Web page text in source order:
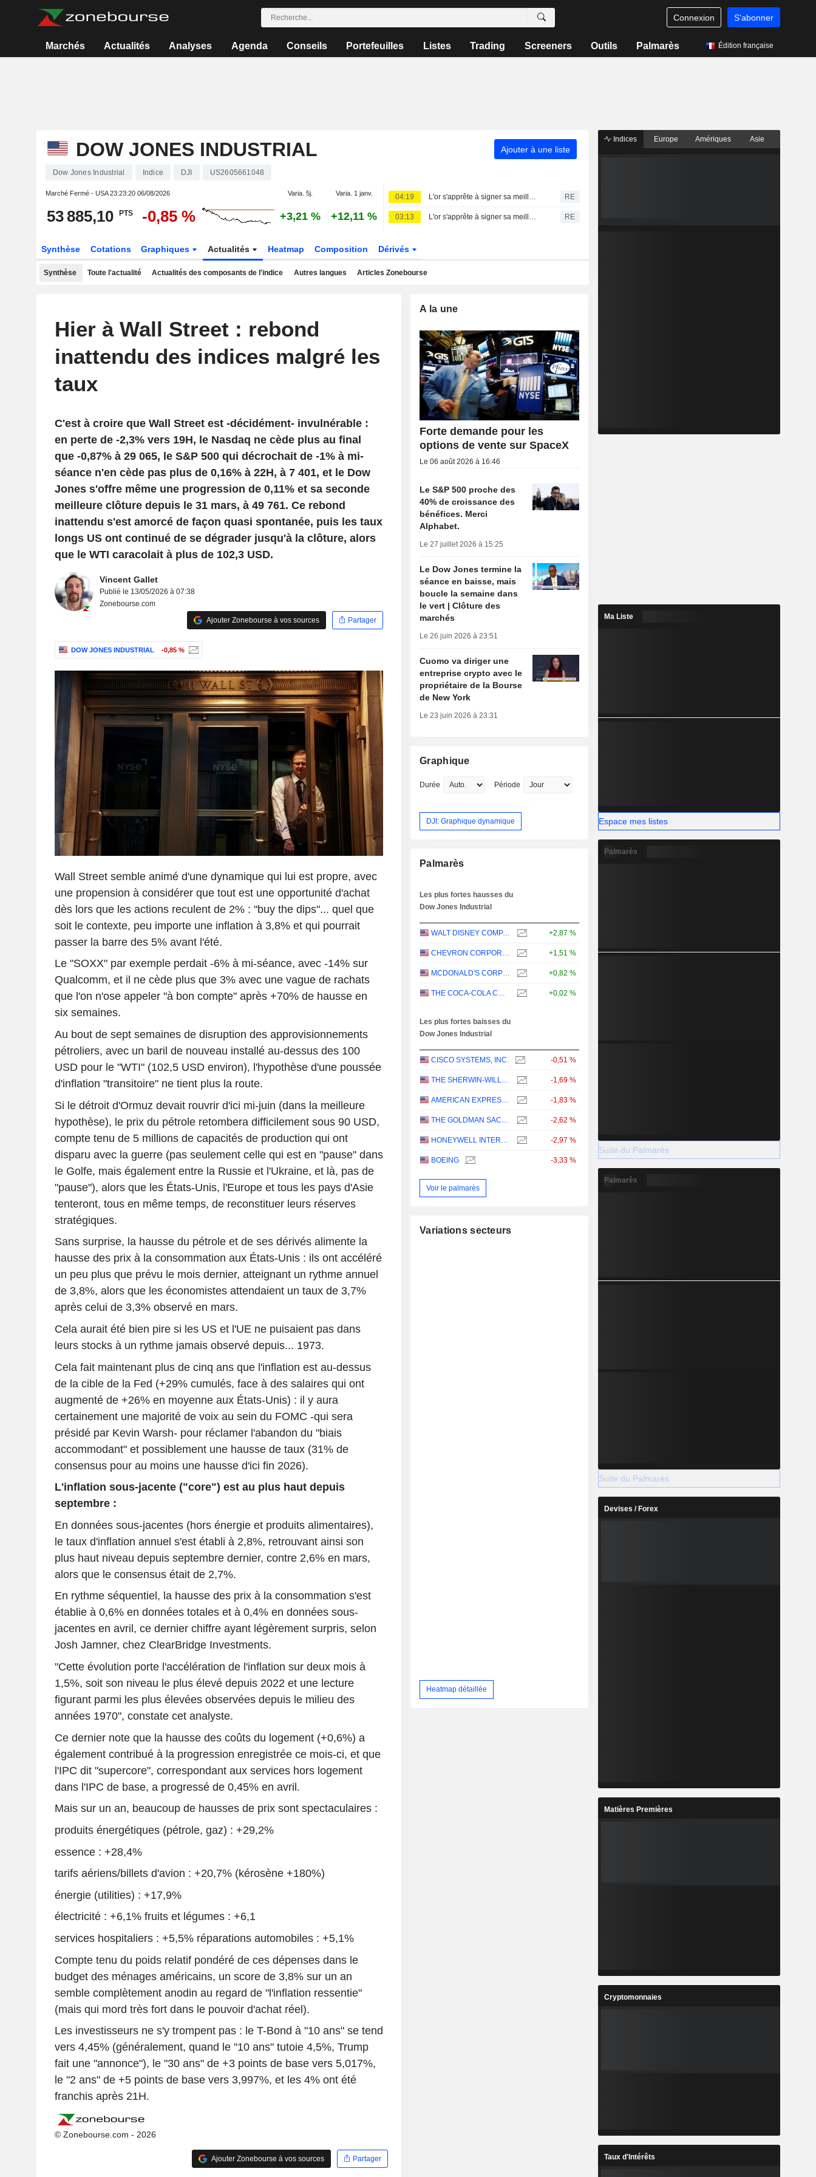
Connexion S'abonner
Marchés Actualités Analyses Agenda Conseils Portefeuilles Listes Trading Screeners Outils Palmarès Édition française
DOW JONES INDUSTRIAL Ajouter à une liste
Dow Jones Industrial Indice DJI US2605661048
Marché Fermé - USA23:23:20 06/08/2026 Varia. 5j. Varia. 1 janv.
53 885,10 PTS -0,85 % +3,21 % +12,11 %
04:19 L'or s'apprête à signer sa meilleure semaine depuis janvier, les chiffres de l'emploi américain en ligne de mire RE
03:13 L'or s'apprête à signer sa meilleure performance hebdomadaire depuis janvier, les chiffres de l'emploi américain en ligne de mire RE
Synthèse Cotations Graphiques Actualités Heatmap Composition Dérivés
Synthèse Toute l'actualité Actualités des composants de l'indice Autres langues Articles Zonebourse
Hier à Wall Street : rebond
inattendu des indices malgré les
taux
C'est à croire que Wall Street est -décidément- invulnérable :
en perte de -2,3% vers 19H, le Nasdaq ne cède plus au final
que -0,87% à 29 065, le S&P 500 qui décrochait de -1% à mi-
séance n'en cède pas plus de 0,16% à 22H, à 7 401, et le Dow
Jones s'offre même une progression de 0,11% et sa seconde
meilleure clôture depuis le 31 mars, à 49 761. Ce rebond
inattendu s'est amorcé de façon quasi spontanée, puis les taux
longs US ont continué de se dégrader jusqu'à la clôture, alors
que le WTI caracolait à plus de 102,3 USD.
Vincent Gallet
Publié le 13/05/2026 à 07:38
Zonebourse.com
Ajouter Zonebourse à vos sources
Partager
DOW JONES INDUSTRIAL -0,85 %
Wall Street semble animé d'une dynamique qui lui est propre, avec
une propension à considérer que tout est une opportunité d'achat
dès lors que les actions reculent de 2% : "buy the dips"... quel que
soit le contexte, peu importe une inflation à 3,8% et qui pourrait
passer la barre des 5% avant l'été.
Le "SOXX" par exemple perdait -6% à mi-séance, avec -14% sur
Qualcomm, et il ne cède plus que 3% avec une vague de rachats
que l'on n'ose appeler "à bon compte" après +70% de hausse en
six semaines.
Au bout de sept semaines de disruption des approvisionnements
pétroliers, avec un baril de nouveau installé au-dessus des 100
USD pour le "WTI" (102,5 USD environ), l'hypothèse d'une poussée
d'inflation "transitoire" ne tient plus la route.
Si le détroit d'Ormuz devait rouvrir d'ici mi-juin (dans la meilleure
hypothèse), le prix du pétrole retombera difficilement sous 90 USD,
compte tenu de 5 millions de capacités de production qui ont
disparu avec la guerre (pas seulement celle qui est en "pause" dans
le Golfe, mais également entre la Russie et l'Ukraine, et là, pas de
"pause"), alors que les États-Unis, l'Europe et tous les pays d'Asie
tenteront, tous en même temps, de reconstituer leurs réserves
stratégiques.
Sans surprise, la hausse du pétrole et de ses dérivés alimente la
hausse des prix à la consommation aux États-Unis : ils ont accéléré
un peu plus que prévu le mois dernier, atteignant un rythme annuel
de 3,8%, alors que les économistes attendaient un taux de 3,7%
après celui de 3,3% observé en mars.
Cela aurait été bien pire si les US et l'UE ne puisaient pas dans
leurs stocks à un rythme jamais observé depuis... 1973.
Cela fait maintenant plus de cinq ans que l'inflation est au-dessus
de la cible de la Fed (+29% cumulés, face à des salaires qui ont
augmenté de +26% en moyenne aux États-Unis) : il y aura
certainement une majorité de voix au sein du FOMC -qui sera
présidé par Kevin Warsh- pour réclamer l'abandon du "biais
accommodant" et possiblement une hausse de taux (31% de
consensus pour au moins une hausse d'ici fin 2026).
L'inflation sous-jacente ("core") est au plus haut depuis
septembre :
En données sous-jacentes (hors énergie et produits alimentaires),
le taux d'inflation annuel s'est établi à 2,8%, retrouvant ainsi son
plus haut niveau depuis septembre dernier, contre 2,6% en mars,
alors que le consensus était de 2,7%.
En rythme séquentiel, la hausse des prix à la consommation s'est
établie à 0,6% en données totales et à 0,4% en données sous-
jacentes en avril, ce dernier chiffre ayant légèrement surpris, selon
Josh Jamner, chez ClearBridge Investments.
"Cette évolution porte l'accélération de l'inflation sur deux mois à
1,5%, soit son niveau le plus élevé depuis 2022 et une lecture
figurant parmi les plus élevées observées depuis le milieu des
années 1970", constate cet analyste.
Ce dernier note que la hausse des coûts du logement (+0,6%) a
également contribué à la progression enregistrée ce mois-ci, et que
l'IPC dit "supercore", correspondant aux services hors logement
dans l'IPC de base, a progressé de 0,45% en avril.
Mais sur un an, beaucoup de hausses de prix sont spectaculaires :
produits énergétiques (pétrole, gaz) : +29,2%
essence : +28,4%
tarifs aériens/billets d'avion : +20,7% (kérosène +180%)
énergie (utilities) : +17,9%
électricité : +6,1% fruits et légumes : +6,1
services hospitaliers : +5,5% réparations automobiles : +5,1%
Compte tenu du poids relatif pondéré de ces dépenses dans le
budget des ménages américains, un score de 3,8% sur un an
semble complètement anodin au regard de "l'inflation ressentie"
(mais qui mord très fort dans le pouvoir d'achat réel).
Les investisseurs ne s'y trompent pas : le T-Bond à "10 ans" se tend
vers 4,45% (généralement, quand le "10 ans" tutoie 4,5%, Trump
fait une "annonce"), le "30 ans" de +3 points de base vers 5,017%,
le "2 ans" de +5 points de base vers 3,997%, et les 4% ont été
franchis après 21H.
© Zonebourse.com - 2026
Ajouter Zonebourse à vos sources Partager
A la une
Forte demande pour les
options de vente sur SpaceX
Le 06 août 2026 à 16:46
Le S&P 500 proche des
40% de croissance des
bénéfices. Merci
Alphabet.
Le 27 juillet 2026 à 15:25
Le Dow Jones termine la
séance en baisse, mais
boucle la semaine dans
le vert | Clôture des
marchés
Le 26 juin 2026 à 23:51
Cuomo va diriger une
entreprise crypto avec le
propriétaire de la Bourse
de New York
Le 23 juin 2026 à 23:31
Graphique
Durée Période
DJI: Graphique dynamique
Palmarès
Les plus fortes hausses du
Dow Jones Industrial
WALT DISNEY COMPANY (THE) +2,87 %
CHEVRON CORPORATION +1,51 %
MCDONALD'S CORPORATION +0,82 %
THE COCA-COLA COMPANY +0,02 %
Les plus fortes baisses du
Dow Jones Industrial
CISCO SYSTEMS, INC. -0,51 %
THE SHERWIN-WILLIAMS COMPANY -1,69 %
AMERICAN EXPRESS COMPANY -1,83 %
THE GOLDMAN SACHS GROUP, INC. -2,62 %
HONEYWELL INTERNATIONAL INC. -2,97 %
BOEING -3,33 %
Voir le palmarès
Variations secteurs
Heatmap détaillée
Indices Europe Amériques Asie
Ma Liste
Espace mes listes
Palmarès
Suite du Palmarès
Palmarès
Suite du Palmarès
Devises / Forex
Matières Premières
Cryptomonnaies
Taux d'Intérêts